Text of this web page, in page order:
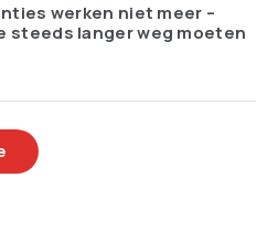
werken niet meer –
steeds langer weg moeten